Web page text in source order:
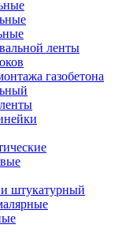
ленты
газобетона
штукатурный